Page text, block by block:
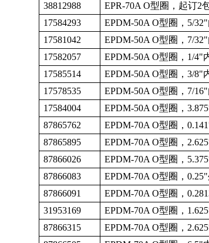
38812988
EPR-70A O型圈，起订2
17584293
EPDM-50A O型圈， 5/32"
17581042
EPDM-50A O型圈， 7/32"
17582057
EPDM-50A O型圈， 1/4"
17585514
EPDM-50A O型圈， 3/8"
17578535
EPDM-50A O型圈， 7/16"
17584004
EPDM-50A O型圈，
87865762
EPDM-70A O型圈，
87865895
EPDM-70A O型圈，
87866026
EPDM-70A O型圈，
87866083
EPDM-70A O型圈， 0.25"
87866091
EPDM-70A O型圈，
31953169
EPDM-70A O型圈，
87866315
EPDM-70A O型圈，